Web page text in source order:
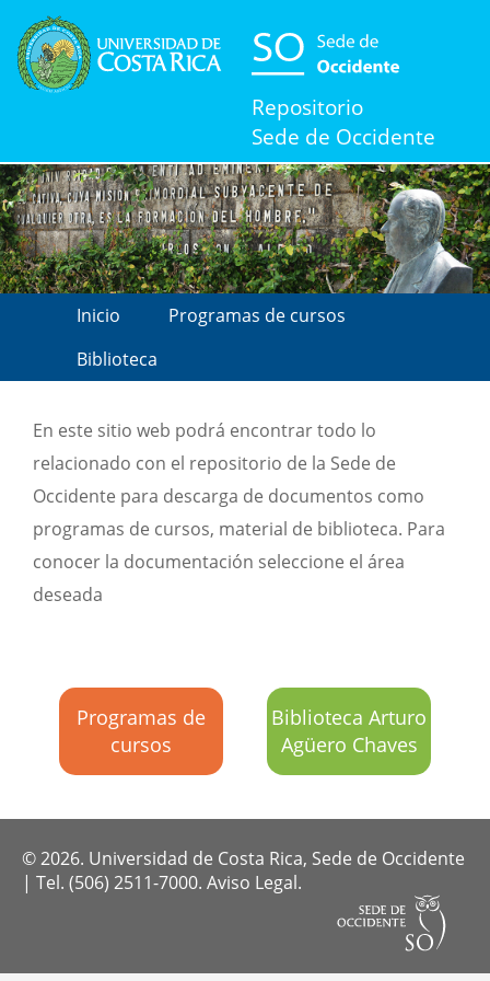
Repositorio
Sede de Occidente
Inicio
Programas de cursos
Biblioteca
En este sitio web podrá encontrar todo lo
relacionado con el repositorio de la Sede de
Occidente para descarga de documentos como
programas de cursos, material de biblioteca. Para
conocer la documentación seleccione el área
deseada
Programas de
cursos
Biblioteca Arturo
Agüero Chaves
© 2026. Universidad de Costa Rica, Sede de Occidente
| Tel. (506) 2511-7000. Aviso Legal.